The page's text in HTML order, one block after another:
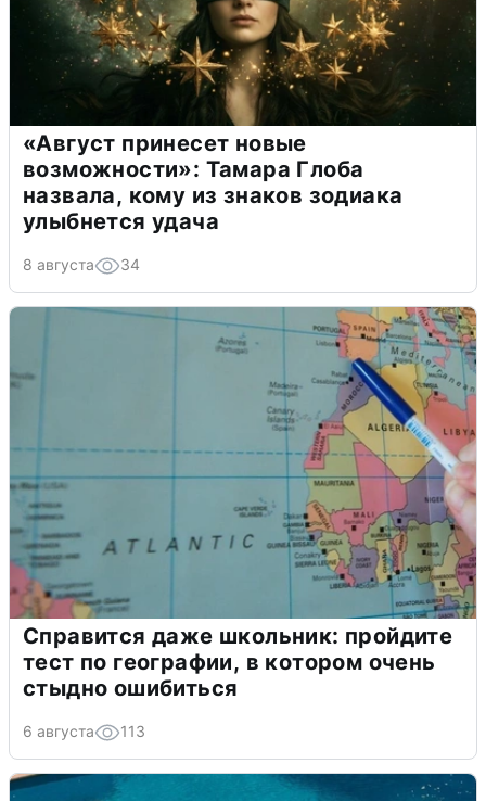
«Август принесет новые
возможности»: Тамара Глоба
назвала, кому из знаков зодиака
улыбнется удача
8 августа 34
Справится даже школьник: пройдите
тест по географии, в котором очень
стыдно ошибиться
6 августа 113